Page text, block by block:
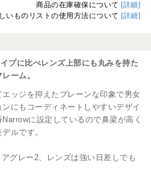
商品の在庫確保について [詳細]
いものリストの使用方法について [詳細]
プに比べレンズ上部にも丸みを持た
ーム。
ッジを抑えたプレーンな印象で男女
にもコーディネートしやすいデザイ
に設定しているので鼻梁が高く
ルです。
グレー2、レンズは強い日差しでも